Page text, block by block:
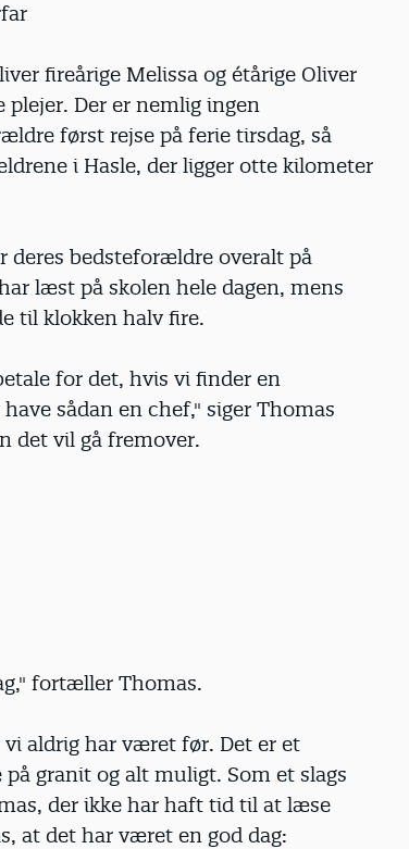
fireårige Melissa og étårige Oliver
plejer. Der er nemlig ingen
først rejse på ferie tirsdag, så
i Hasle, der ligger otte kilometer
deres bedsteforældre overalt på
læst på skolen hele dagen, mens
til klokken halv fire.
for det, hvis vi finder en
sådan en chef," siger Thomas
det vil gå fremover.
fortæller Thomas.
aldrig har været før. Det er et
granit og alt muligt. Som et slags
der ikke har haft tid til at læse
at det har været en god dag: